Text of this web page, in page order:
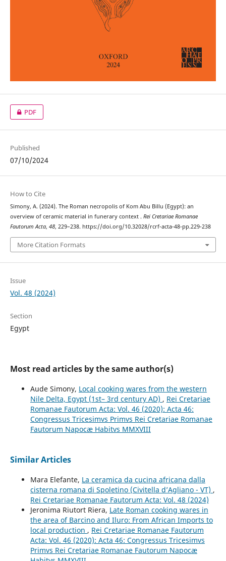
PDF
Published
07/10/2024
How to Cite
Simony, A. (2024). The Roman necropolis of Kom Abu Billu (Egypt): an
overview of ceramic material in funerary context . Rei Cretariae Romanae
Fautorum Acta, 48, 229–238. https://doi.org/10.32028/rcrf-acta-48-pp.229-238
More Citation Formats
Issue
Vol. 48 (2024)
Section
Egypt
Most read articles by the same author(s)
Aude Simony, Local cooking wares from the western
Nile Delta, Egypt (1st– 3rd century AD) , Rei Cretariae
Romanae Fautorum Acta: Vol. 46 (2020): Acta 46:
Congressus Tricesimvs Primvs Rei Cretariae Romanae
Fautorum Napocæ Habitvs MMXVIII
Similar Articles
Mara Elefante, La ceramica da cucina africana dalla
cisterna romana di Spoletino (Civitella d’Agliano - VT) ,
Rei Cretariae Romanae Fautorum Acta: Vol. 48 (2024)
Jeronima Riutort Riera, Late Roman cooking wares in
the area of Barcino and Iluro: From African Imports to
local production , Rei Cretariae Romanae Fautorum
Acta: Vol. 46 (2020): Acta 46: Congressus Tricesimvs
Primvs Rei Cretariae Romanae Fautorum Napocæ